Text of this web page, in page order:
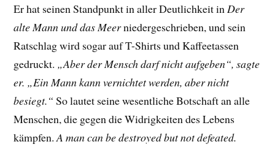
Er hat seinen Standpunkt in aller Deutlichkeit in Der
alte Mann und das Meerniedergeschrieben, und sein
Ratschlag wird sogar auf T-Shirts und Kaffeetassen
gedruckt. „Aber der Mensch darf nicht aufgeben“, sagte
er. „Ein Mann kann vernichtet werden, aber nicht
besiegt.“So lautet seine wesentliche Botschaft an alle
Menschen, die gegen die Widrigkeiten des Lebens
kämpfen. A man can be destroyed but not defeated.